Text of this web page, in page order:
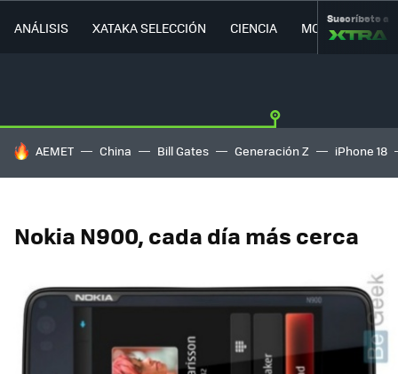
ANÁLISIS XATAKA SELECCIÓN CIENCIA MOVILIDAD
Suscríbete a
HOY SE HABLA DE
AEMET China Bill Gates Generación Z iPhone 18
Nokia N900, cada día más cerca